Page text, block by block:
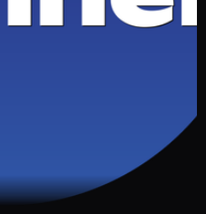
Виктор Марек
Planner: https://movie-
и роли на
Виктор Марек?
planner.ru/s/